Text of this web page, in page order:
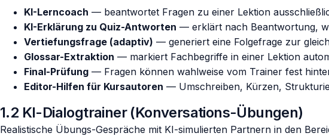
KI-Lerncoach — beantwortet Fragen zu einer Lektion
KI-Erklärung zu Quiz-Antworten — erklärt nach Beantwortung,
Vertiefungsfrage (adaptiv) — generiert eine Folgefrage zur
Glossar-Extraktion — markiert Fachbegriffe in einer Lektion
Final-Prüfung — Fragen können wahlweise vom Trainer fest
Editor-Hilfen für Kursautoren — Umschreiben, Kürzen,
1.2 KI-Dialogtrainer (Konversations-Übungen)
Realistische Übungs-Gespräche mit KI-simulierten Partnern in den